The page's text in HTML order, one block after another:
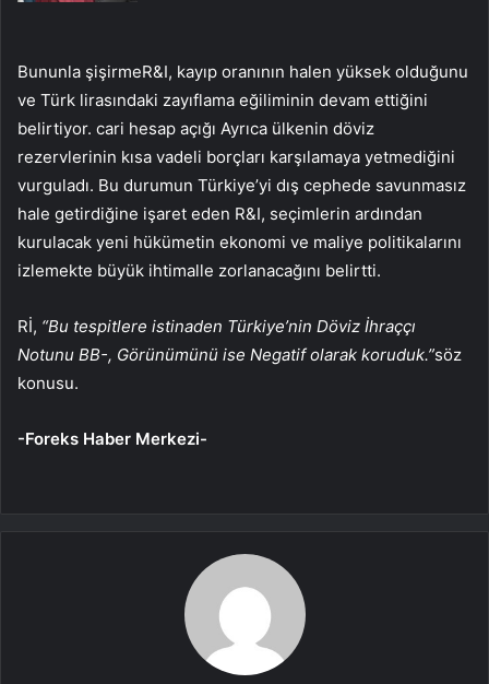
Bununla şişirmeR&I, kayıp oranının halen yüksek olduğunu
ve Türk lirasındaki zayıflama eğiliminin devam ettiğini
belirtiyor. cari hesap açığı Ayrıca ülkenin döviz
rezervlerinin kısa vadeli borçları karşılamaya yetmediğini
vurguladı. Bu durumun Türkiye’yi dış cephede savunmasız
hale getirdiğine işaret eden R&I, seçimlerin ardından
kurulacak yeni hükümetin ekonomi ve maliye politikalarını
izlemekte büyük ihtimalle zorlanacağını belirtti.
Rİ, “Bu tespitlere istinaden Türkiye’nin Döviz İhraççı
Notunu BB-, Görünümünü ise Negatif olarak koruduk.”söz
konusu.
-Foreks Haber Merkezi-